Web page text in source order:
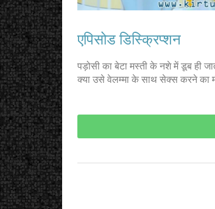
एपिसोड डिस्क्रिप्शन
पड़ोसी का बेटा मस्ती के नशे में डूब ही
क्या उसे वेलम्मा के साथ सेक्स करने का